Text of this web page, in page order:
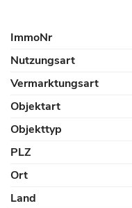
ImmoNr
Nutzungsart
Vermarktungsart
Objektart
Objekttyp
PLZ
Ort
Land